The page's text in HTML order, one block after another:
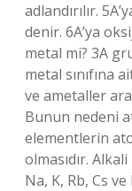
adlandırılır.
denir. 6A’ya
metal mi? 3A
metal sınıfına
ve ametaller
Bunun nedeni
elementlerin
olmasıdır.
Na, K, Rb, Cs